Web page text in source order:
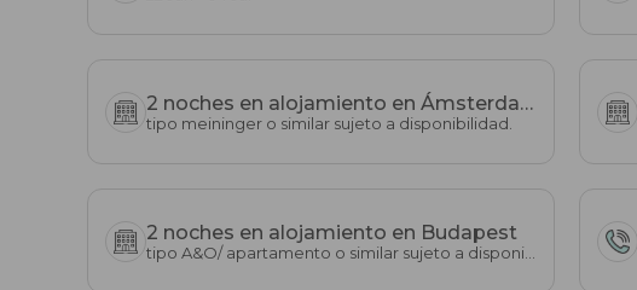
2 noches en alojamiento en Ámsterdam
tipo meininger o similar sujeto a disponibilidad.
2 noches en alojamiento en Budapest